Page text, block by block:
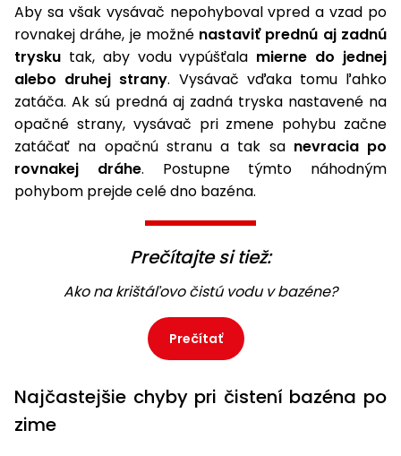
Aby sa však vysávač nepohyboval vpred a vzad po
rovnakej dráhe, je možné nastaviť prednú aj zadnú
trysku tak, aby vodu vypúšťala mierne do jednej
alebo druhej strany. Vysávač vďaka tomu ľahko
zatáča. Ak sú predná aj zadná tryska nastavené na
opačné strany, vysávač pri zmene pohybu začne
zatáčať na opačnú stranu a tak sa nevracia po
rovnakej dráhe. Postupne týmto náhodným
pohybom prejde celé dno bazéna.
Prečítajte si tiež:
Ako na krištáľovo čistú vodu v bazéne?
Prečítať
Najčastejšie chyby pri čistení bazéna po
zime